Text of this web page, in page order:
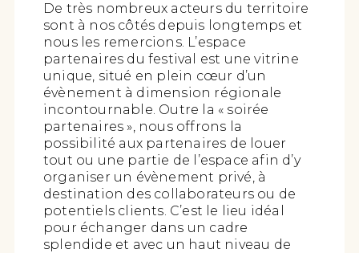
De très nombreux acteurs du territoire
sont à nos côtés depuis longtemps et
nous les remercions. L’espace
partenaires du festival est une vitrine
unique, situé en plein cœur d’un
évènement à dimension régionale
incontournable. Outre la « soirée
partenaires », nous offrons la
possibilité aux partenaires de louer
tout ou une partie de l’espace afin d’y
organiser un évènement privé, à
destination des collaborateurs ou de
potentiels clients. C’est le lieu idéal
pour échanger dans un cadre
splendide et avec un haut niveau de